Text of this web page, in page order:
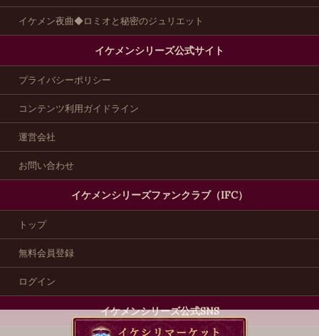
イケメン夜曲◆ロミオと秘密のジュリエット
イケメンシリーズ公式サイト
プライバシーポリシー
コンテンツ利用ガイドライン
運営会社
お問い合わせ
イケメンシリーズファンクラブ（IFC）
トップ
無料会員登録
ログイン
イケメンシリーズ公式SNS